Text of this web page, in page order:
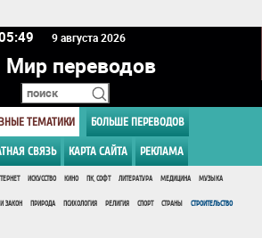
49 9 августа 2026
Мир переводов
ТЕМАТИКИ БОЛЬШЕ ПЕРЕВОДОВ
СВЯЗЬ КАРТА САЙТА РЕКЛАМА
ИСКУССТВО КИНО ПК, СОФТ ЛИТЕРАТУРА МЕДИЦИНА МУЗЫКА
ЗАКОН ПРИРОДА ПСИХОЛОГИЯ РЕЛИГИЯ СПОРТ СТРАНЫ СТРОИТЕЛЬСТВО